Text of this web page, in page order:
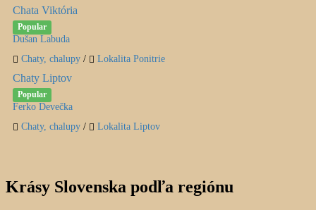
Chata Viktória
Popular
Dušan Labuda
Chaty, chalupy / Lokalita Ponitrie
Chaty Liptov
Popular
Ferko Devečka
Chaty, chalupy / Lokalita Liptov
Krásy Slovenska podľa regiónu